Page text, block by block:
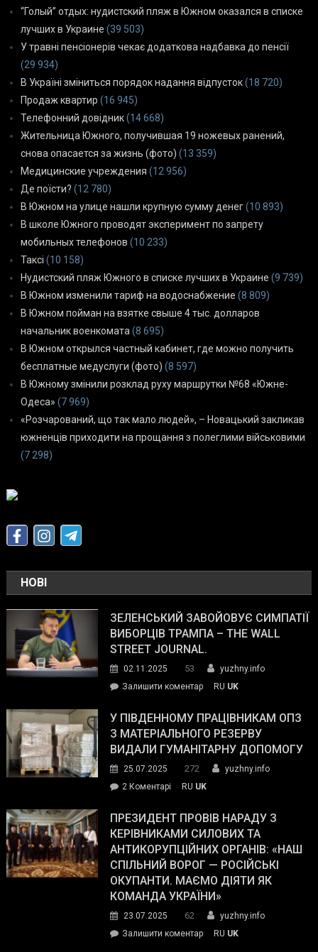
“Голый” отдых: нудистский пляж в Южном оказался в списке
лучших в Украине (39 503)
У травні пенсіонерів чекає додаткова надбавка до пенсії
(29 934)
В Україні зміниться порядок надання відпусток(18 720)
Продаж квартир (16 945)
Телефонний довідник(14 668)
Жительница Южного, получившая 19 ножевых ранений,
снова опасается за жизнь (фото) (13 359)
Медицинские учреждения (12 956)
Де поїсти? (12 780)
В Южном на улице нашли крупную сумму денег(10 893)
В школе Южного проводят эксперимент по запрету
мобильных телефонов (10 233)
Таксі (10 158)
Нудистский пляж Южного в списке лучших в Украине (9 739)
В Южном изменили тариф на водоснабжение (8 809)
В Южном пойман на взятке свыше 4 тыс. долларов
начальник военкомата (8 695)
В Южном открылся частный кабинет, где можно получить
бесплатные медуслуги (фото) (8 597)
В Южному змінили розклад руху маршрутки №68 «Южне-
Одеса» (7 969)
«Розчарований, що так мало людей», – Новацький закликав
южненців приходити на прощання з полеглими військовими
(7 298)
НОВІ
ЗЕЛЕНСЬКИЙ ЗАВОЙОВУЄ СИМПАТІЇ
ВИБОРЦІВ ТРАМПА – THE WALL
STREET JOURNAL.
02.11.2025 53
yuzhny.info
Залишити коментарon
завойовує
симпатії
виборців
The
Street
Journal.
RU UK
У ПІВДЕННОМУ ПРАЦІВНИКАМ ОПЗ
З МАТЕРІАЛЬНОГО РЕЗЕРВУ
ВИДАЛИ ГУМАНІТАРНУ ДОПОМОГУ
25.07.2025 272
yuzhny.info
2 Коментарі
Південному
працівникам
ОПЗ
з
матеріального
резерву
гуманітарну
допомогу
RU UK
ПРЕЗИДЕНТ ПРОВІВ НАРАДУ З
КЕРІВНИКАМИ СИЛОВИХ ТА
АНТИКОРУПЦІЙНИХ ОРГАНІВ: «НАШ
СПІЛЬНИЙ ВОРОГ — РОСІЙСЬКІ
ОКУПАНТИ. МАЄМО ДІЯТИ ЯК
КОМАНДА УКРАЇНИ»
23.07.2025 62
yuzhny.info
Залишити коментарon
RU UK